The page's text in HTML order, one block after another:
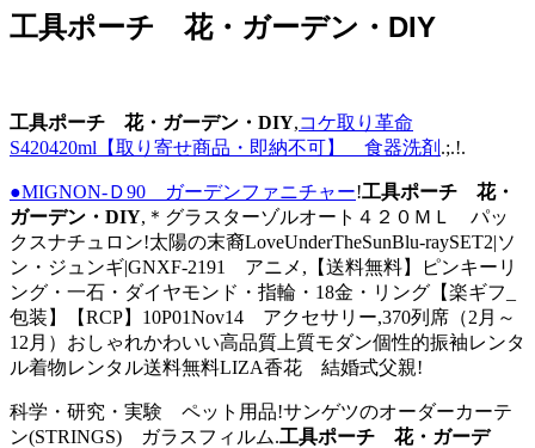
工具ポーチ 花・ガーデン・DIY
工具ポーチ 花・ガーデン・DIY,コケ取り革命
S420420ml【取り寄せ商品・即納不可】 食器洗剤 .;.!.
●MIGNON-Ｄ90 ガーデンファニチャー!工具ポーチ 花・
ガーデン・DIY,＊グラスターゾルオート４２０ＭＬ パッ
クスナチュロン!太陽の末裔LoveUnderTheSunBlu-raySET2|ソ
ン・ジュンギ|GNXF-2191 アニメ,【送料無料】ピンキーリ
ング・一石・ダイヤモンド・指輪・18金・リング【楽ギフ_
包装】【RCP】10P01Nov14 アクセサリー,370列席（2月～
12月）おしゃれかわいい高品質上質モダン個性的振袖レンタ
ル着物レンタル送料無料LIZA香花 結婚式父親!
科学・研究・実験 ペット用品!サンゲツのオーダーカーテ
ン(STRINGS) ガラスフィルム.工具ポーチ 花・ガーデ